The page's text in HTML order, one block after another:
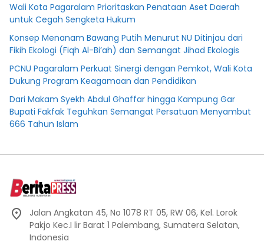
Wali Kota Pagaralam Prioritaskan Penataan Aset Daerah
untuk Cegah Sengketa Hukum
Konsep Menanam Bawang Putih Menurut NU Ditinjau dari
Fikih Ekologi (Fiqh Al-Bi’ah) dan Semangat Jihad Ekologis
PCNU Pagaralam Perkuat Sinergi dengan Pemkot, Wali Kota
Dukung Program Keagamaan dan Pendidikan
Dari Makam Syekh Abdul Ghaffar hingga Kampung Gar
Bupati Fakfak Teguhkan Semangat Persatuan Menyambut
666 Tahun Islam
Jalan Angkatan 45, No 1078 RT 05, RW 06, Kel. Lorok
Pakjo Kec.I lir Barat 1 Palembang, Sumatera Selatan,
Indonesia